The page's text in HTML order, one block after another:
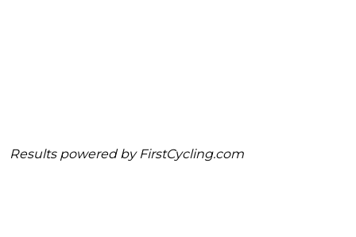
Results powered by FirstCycling.com